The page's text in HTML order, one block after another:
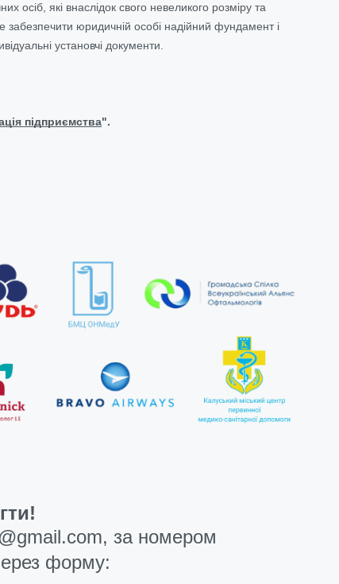
осіб, які внаслідок свого невеликого розміру та
забезпечити юридичній особі надійний фундамент і
установчі документи.
підприємства".
, за номером
форму: